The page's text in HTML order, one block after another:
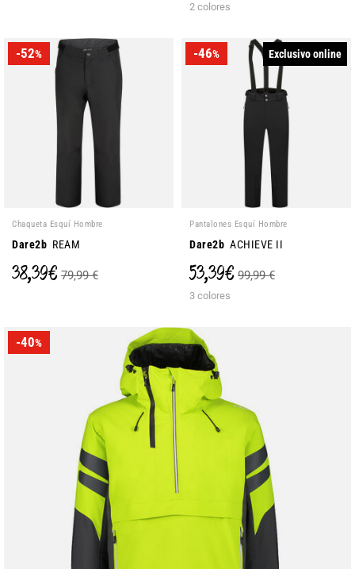
2 colores
-52%
Chaqueta Esquí Hombre
Dare2b REAM
38,39 € 79,99 €
-46% Exclusivo online
Pantalones Esquí Hombre
Dare2b ACHIEVE II
53,39 € 99,99 €
3 colores
-40%